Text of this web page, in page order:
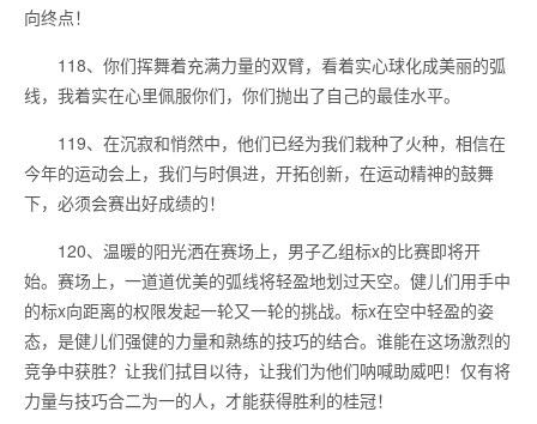
向终点！
118、你们挥舞着充满力量的双臂，看着实心球化成美丽的弧
线，我着实在心里佩服你们，你们抛出了自己的最佳水平。
119、在沉寂和悄然中，他们已经为我们栽种了火种，相信在
今年的运动会上，我们与时俱进，开拓创新，在运动精神的鼓舞
下，必须会赛出好成绩的！
120、温暖的阳光洒在赛场上，男子乙组标x的比赛即将开
始。赛场上，一道道优美的弧线将轻盈地划过天空。健儿们用手中
的标x向距离的权限发起一轮又一轮的挑战。标x在空中轻盈的姿
态，是健儿们强健的力量和熟练的技巧的结合。谁能在这场激烈的
竞争中获胜？让我们拭目以待，让我们为他们呐喊助威吧！仅有将
力量与技巧合二为一的人，才能获得胜利的桂冠！